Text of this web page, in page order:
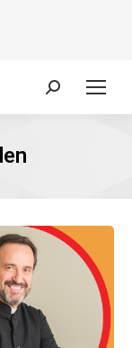
Zoeken: